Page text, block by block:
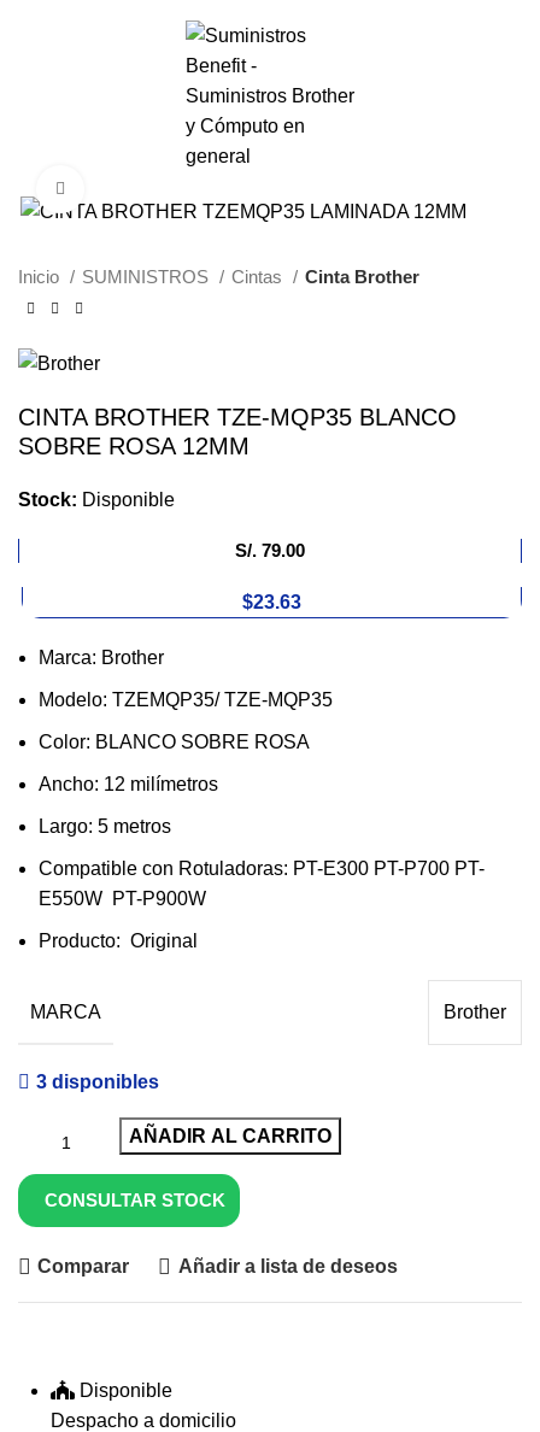
Inicio SUMINISTROS Cintas Cinta Brother
CINTA BROTHER TZE-MQP35 BLANCO
SOBRE ROSA 12MM
Stock: Disponible
S/. 79.00
$23.63
Marca: Brother
Modelo: TZEMQP35/ TZE-MQP35
Color: BLANCO SOBRE ROSA
Ancho: 12 milímetros
Largo: 5 metros
Compatible con Rotuladoras: PT-E300 PT-P700 PT-
E550W PT-P900W
Producto: Original
MARCA Brother
3 disponibles
AÑADIR AL CARRITO
CONSULTAR STOCK
Comparar Añadir a lista de deseos
Disponible
Despacho a domicilio